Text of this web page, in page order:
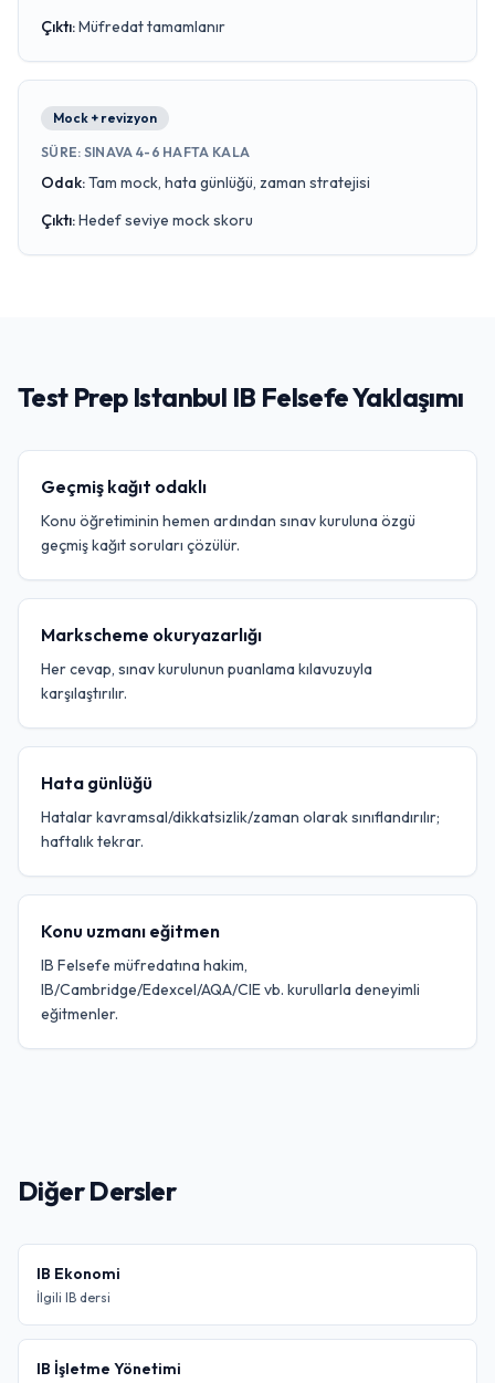
Çıktı:Müfredat tamamlanır
Mock + revizyon
SÜRE: SINAVA 4-6 HAFTA KALA
Odak:Tam mock, hata günlüğü, zaman stratejisi
Çıktı:Hedef seviye mock skoru
Test Prep Istanbul IB Felsefe Yaklaşımı
Geçmiş kağıt odaklı
Konu öğretiminin hemen ardından sınav kuruluna özgü
geçmiş kağıt soruları çözülür.
Markscheme okuryazarlığı
Her cevap, sınav kurulunun puanlama kılavuzuyla
karşılaştırılır.
Hata günlüğü
Hatalar kavramsal/dikkatsizlik/zaman olarak sınıflandırılır;
haftalık tekrar.
Konu uzmanı eğitmen
IB Felsefe müfredatına hakim,
IB/Cambridge/Edexcel/AQA/CIE vb. kurullarla deneyimli
eğitmenler.
Diğer Dersler
IB Ekonomi
İlgili IB dersi
IB İşletme Yönetimi